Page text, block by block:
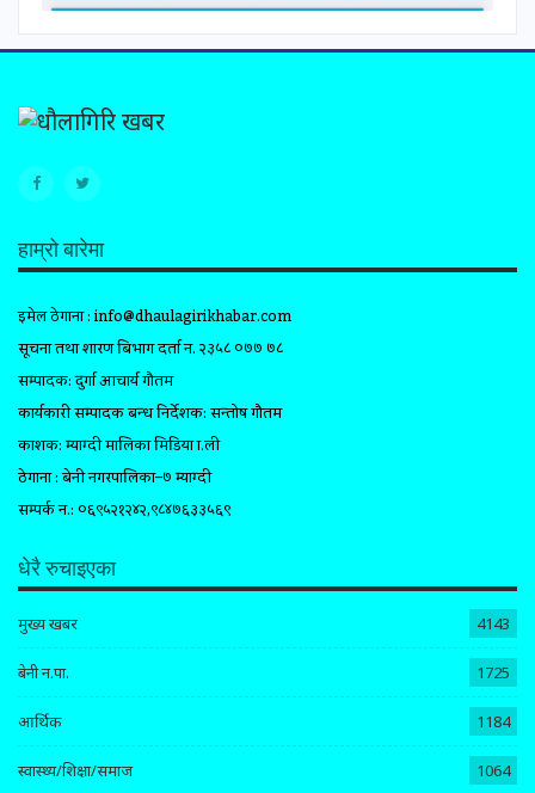
हाम्रो बारेमा
इमेल ठेगाना :info@dhaulagirikhabar.com
सूचना तथा प्रशारण बिभाग दर्ता न. २३५८ ०७७ ७८
सम्पादक: दुर्गा आचार्य गौतम
कार्यकारी सम्पादक प्रबन्ध निर्देशक: सन्तोष गौतम
प्रकाशक: म्याग्दी मालिका मिडिया प्रा.ली
ठेगाना : बेनी नगरपालिका–७ म्याग्दी
सम्पर्क न.: ०६९५२१२४२,९८४७६३३५६९
धेरै रुचाइएका
मुख्य खबर 4143
बेनी न.पा. 1725
आर्थिक 1184
स्वास्थ्य/शिक्षा/समाज 1064